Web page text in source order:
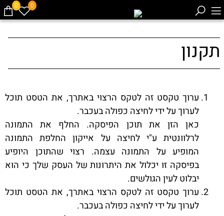
0 0
תקנון
ערוך טקסט זה לטקס הרצוי באתרך, את הטסט תוכל
לערוך על ידי לחיצה כפולה בעכבר.
כאן הזן את תוכן הפיסקה. החלף את התמונה
לרלוונטית ע"י לחיצה על אייקון החלפת התמונה
המופיע על התמונה עצמה. רצוי שהתוכן היופיע
בפיסקה זו יכלול את היתרונות של העסק שלך כי הוא
יבלוט לעין הגולשים.
ערוך טקסט זה לטקס הרצוי באתרך, את הטסט תוכל
לערוך על ידי לחיצה כפולה בעכבר.